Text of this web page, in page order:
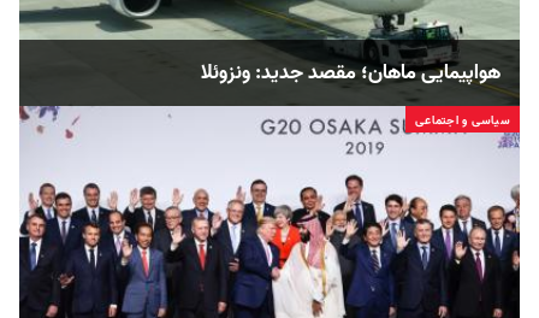
هواپیمایی ماهان؛ مقصد جدید: ونزوئلا
سیاسی و اجتماعی